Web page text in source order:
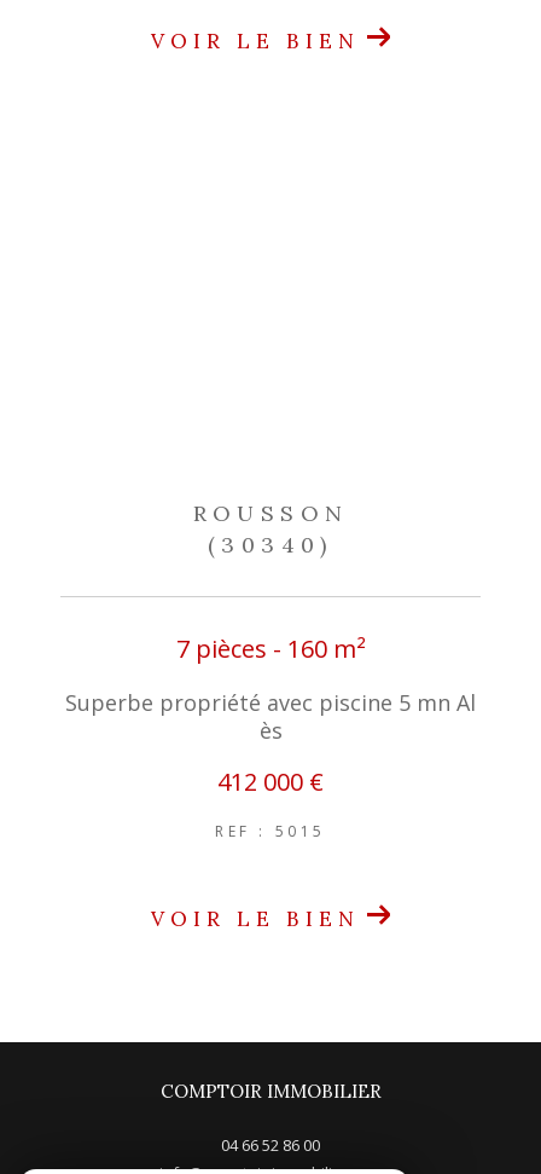
VOIR LE BIEN
ROUSSON
(30340)
7 pièces - 160 m²
Superbe propriété avec piscine 5 mn Al
ès
412 000 €
REF : 5015
VOIR LE BIEN
COMPTOIR IMMOBILIER
04 66 52 86 00